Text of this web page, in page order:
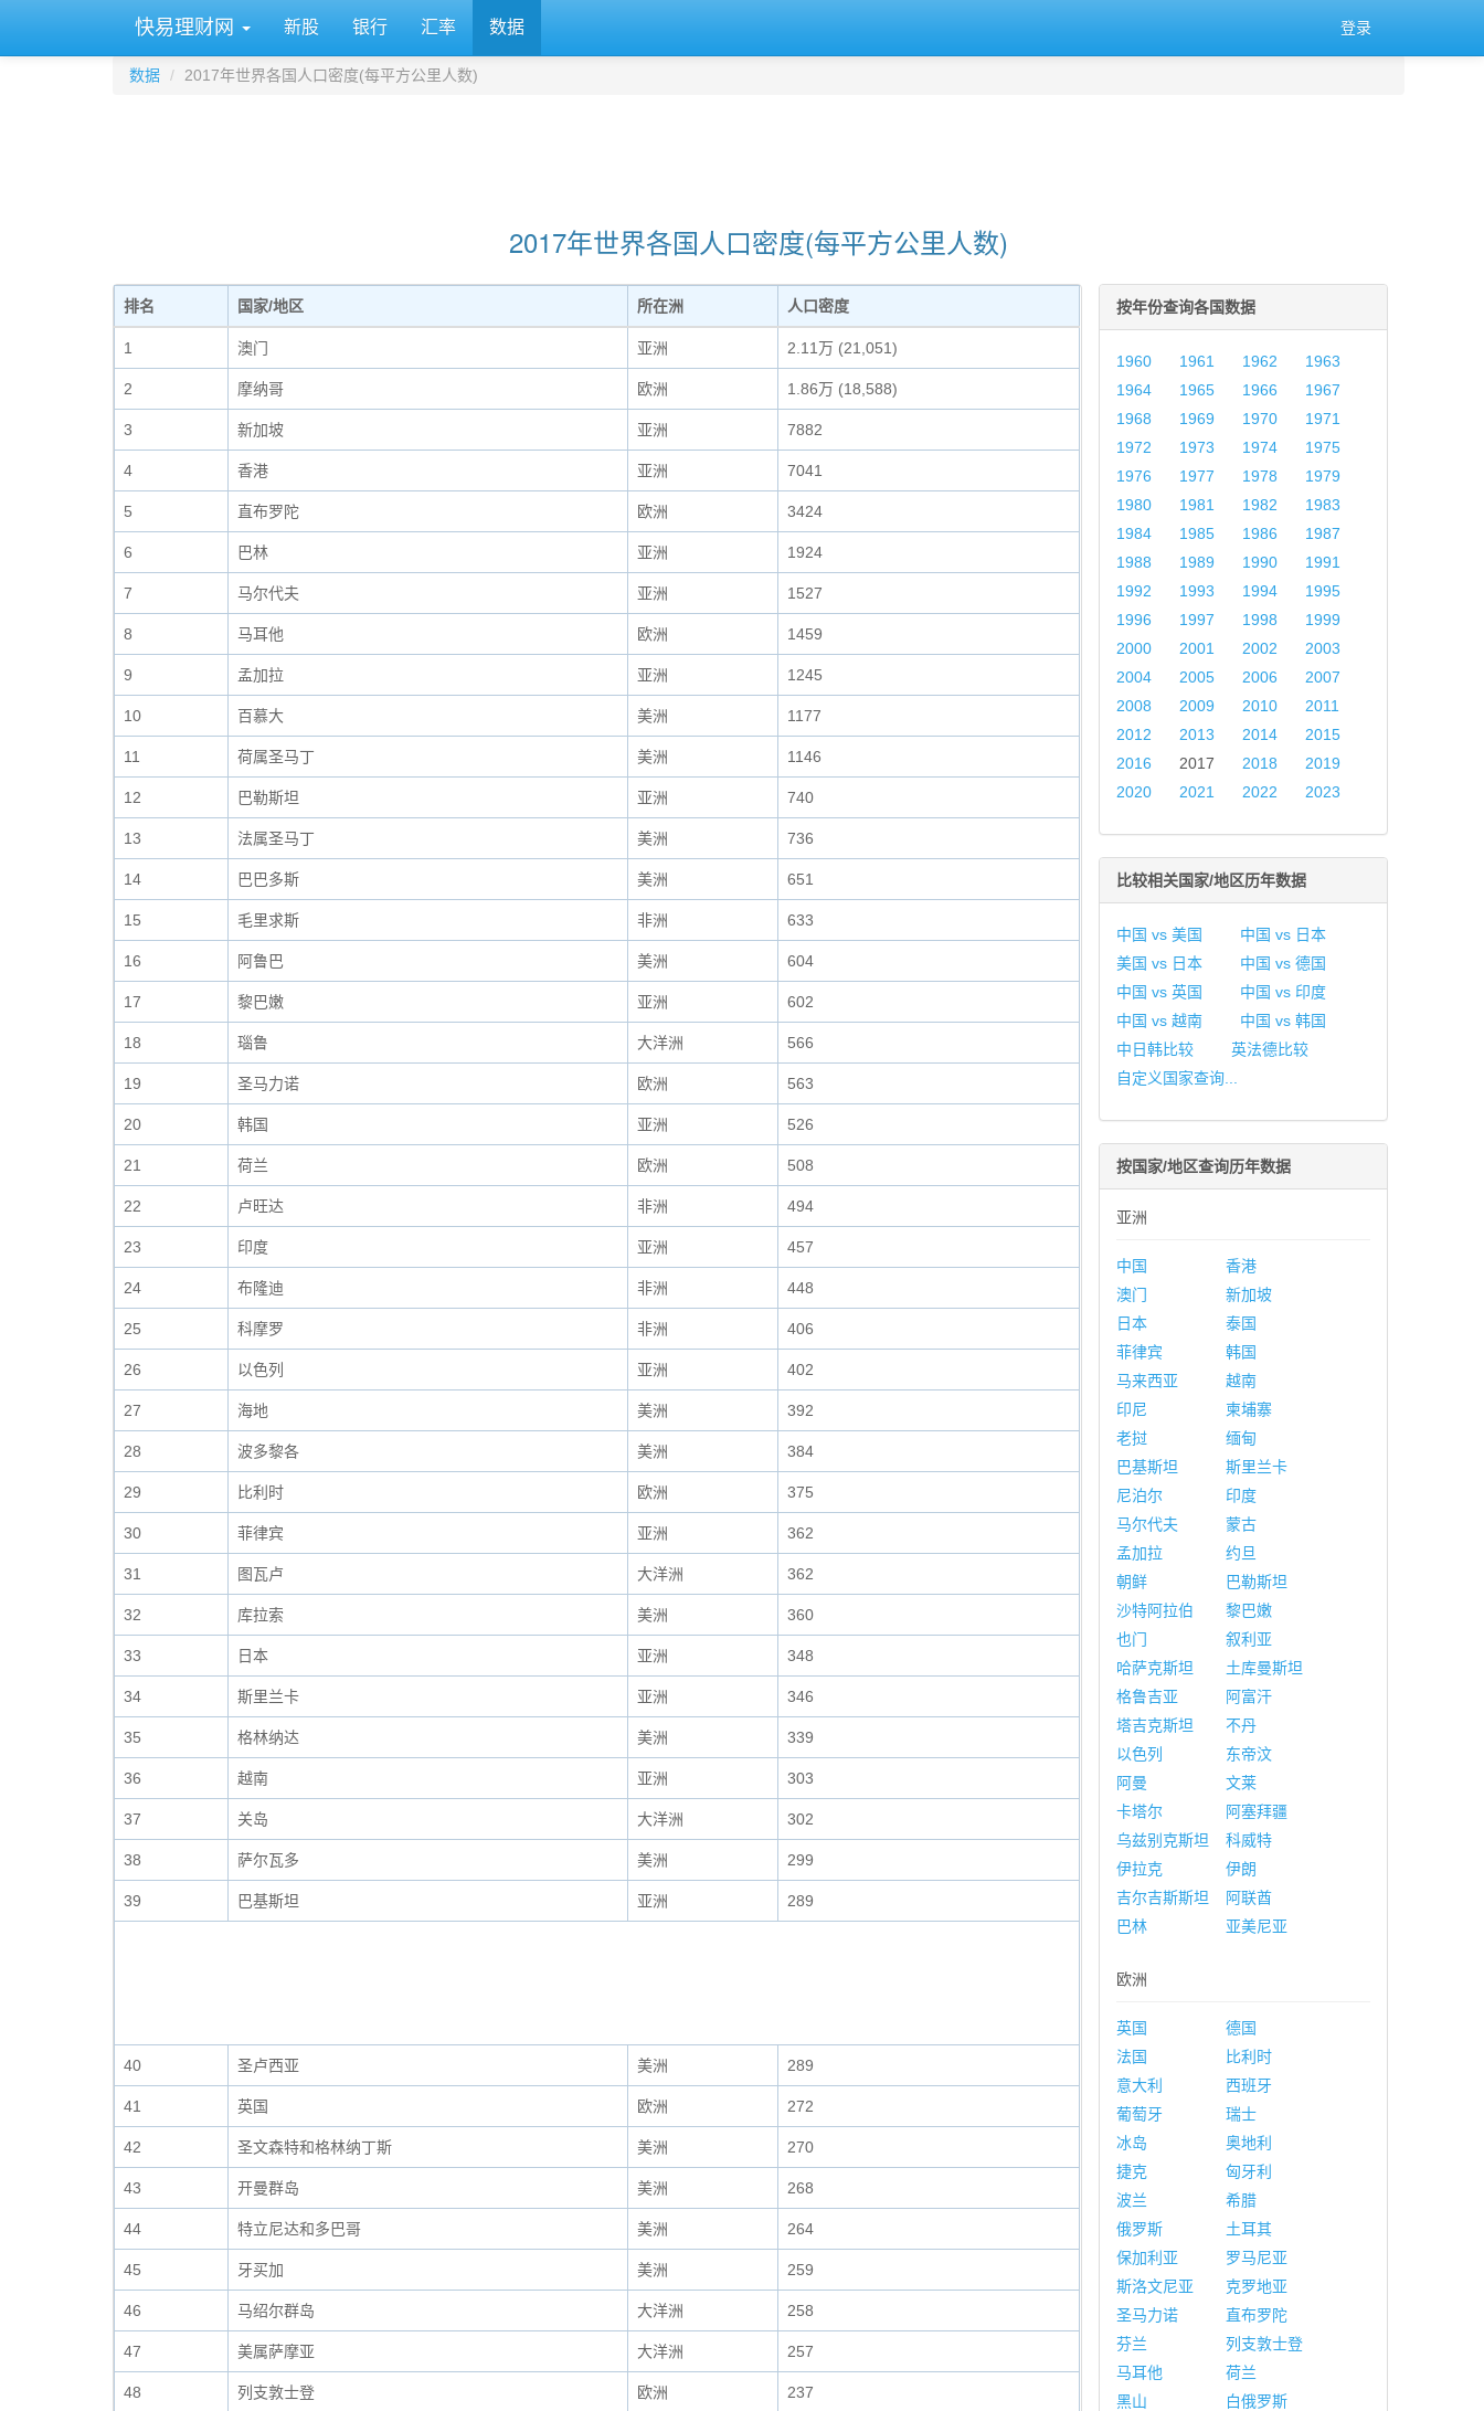
快易理财网 新股 银行 汇率 数据 登录
数据 2017年世界各国人口密度(每平方公里人数)
2017年世界各国人口密度(每平方公里人数)
排名 国家/地区 所在洲 人口密度
1 澳门 亚洲 2.11万 (21,051)
2 摩纳哥 欧洲 1.86万 (18,588)
3 新加坡 亚洲 7882
4 香港 亚洲 7041
5 直布罗陀 欧洲 3424
6 巴林 亚洲 1924
7 马尔代夫 亚洲 1527
8 马耳他 欧洲 1459
9 孟加拉 亚洲 1245
10 百慕大 美洲 1177
11 荷属圣马丁 美洲 1146
12 巴勒斯坦 亚洲 740
13 法属圣马丁 美洲 736
14 巴巴多斯 美洲 651
15 毛里求斯 非洲 633
16 阿鲁巴 美洲 604
17 黎巴嫩 亚洲 602
18 瑙鲁 大洋洲 566
19 圣马力诺 欧洲 563
20 韩国 亚洲 526
21 荷兰 欧洲 508
22 卢旺达 非洲 494
23 印度 亚洲 457
24 布隆迪 非洲 448
25 科摩罗 非洲 406
26 以色列 亚洲 402
27 海地 美洲 392
28 波多黎各 美洲 384
29 比利时 欧洲 375
30 菲律宾 亚洲 362
31 图瓦卢 大洋洲 362
32 库拉索 美洲 360
33 日本 亚洲 348
34 斯里兰卡 亚洲 346
35 格林纳达 美洲 339
36 越南 亚洲 303
37 关岛 大洋洲 302
38 萨尔瓦多 美洲 299
39 巴基斯坦 亚洲 289
40 圣卢西亚 美洲 289
41 英国 欧洲 272
42 圣文森特和格林纳丁斯 美洲 270
43 开曼群岛 美洲 268
44 特立尼达和多巴哥 美洲 264
45 牙买加 美洲 259
46 马绍尔群岛 大洋洲 258
47 美属萨摩亚 大洋洲 257
48 列支敦士登 欧洲 237
按年份查询各国数据
1960 1961 1962
1963
1964
1965 1966
1967
1968
1969 1970
1971
1972
1973 1974
1975
1976
1977 1978
1979
1980
1981 1982
1983
1984
1985 1986
1987
1988
1989 1990
1991
1992
1993 1994
1995
1996
1997 1998
1999
2000
2001 2002
2003
2004
2005 2006
2007
2008
2009 2010
2011
2012
2013 2014
2015
2016
2017 2018
2019
2020
2021 2022 2023
比较相关国家/地区历年数据
中国 vs 美国
中国 vs 日本
美国 vs 日本
中国 vs 德国
中国 vs 英国
中国 vs 印度
中国 vs 越南
中国 vs 韩国
中日韩比较
英法德比较
自定义国家查询...
按国家/地区查询历年数据
亚洲
中国
香港
澳门
新加坡
日本
泰国
菲律宾
韩国
马来西亚
越南
印尼
柬埔寨
老挝
缅甸
巴基斯坦
斯里兰卡
尼泊尔
印度
马尔代夫
蒙古
孟加拉
约旦
朝鲜
巴勒斯坦
沙特阿拉伯
黎巴嫩
也门
叙利亚
哈萨克斯坦
土库曼斯坦
格鲁吉亚
阿富汗
塔吉克斯坦
不丹
以色列
东帝汶
阿曼
文莱
卡塔尔
阿塞拜疆
乌兹别克斯坦
科威特
伊拉克
伊朗
吉尔吉斯斯坦
阿联酋
巴林
亚美尼亚
欧洲
英国
德国
法国
比利时
意大利
西班牙
葡萄牙
瑞士
冰岛
奥地利
捷克
匈牙利
波兰
希腊
俄罗斯
土耳其
保加利亚
罗马尼亚
斯洛文尼亚
克罗地亚
圣马力诺
直布罗陀
芬兰
列支敦士登
马耳他
荷兰
黑山
白俄罗斯